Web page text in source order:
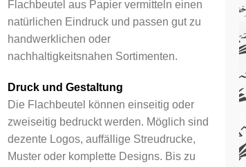
Flachbeutel aus Papier vermitteln einen
natürlichen Eindruck und passen gut zu
handwerklichen oder
nachhaltigkeitsnahen Sortimenten.
Druck und Gestaltung
Die Flachbeutel können einseitig oder
zweiseitig bedruckt werden. Möglich sind
dezente Logos, auffällige Streudrucke,
Muster oder komplette Designs. Bis zu